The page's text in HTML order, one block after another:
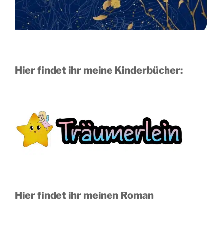
Hier findet ihr meine Kinderbücher:
Hier findet ihr meinen Roman